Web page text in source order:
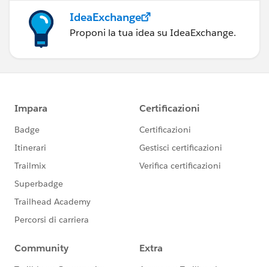
IdeaExchange
Proponi la tua idea su IdeaExchange.